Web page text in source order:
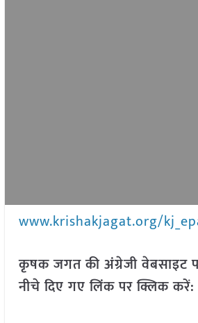
www.krishakjagat.org/
कृषक जगत की अंग्रेजी वेबसाइट
नीचे दिए गए लिंक पर क्लिक करें: